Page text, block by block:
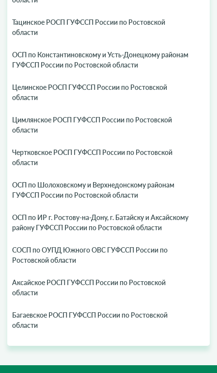
Тацинское РОСП ГУФССП России по Ростовской
области
ОСП по Константиновскому и Усть-Донецкому районам
ГУФССП России по Ростовской области
Целинское РОСП ГУФССП России по Ростовской
области
Цимлянское РОСП ГУФССП России по Ростовской
области
Чертковское РОСП ГУФССП России по Ростовской
области
ОСП по Шолоховскому и Верхнедонскому районам
ГУФССП России по Ростовской области
ОСП по ИР г. Ростову-на-Дону, г. Батайску и Аксайскому
району ГУФССП России по Ростовской области
СОСП по ОУПД Южного ОВС ГУФССП России по
Ростовской области
Аксайское РОСП ГУФССП России по Ростовской
области
Багаевское РОСП ГУФССП России по Ростовской
области